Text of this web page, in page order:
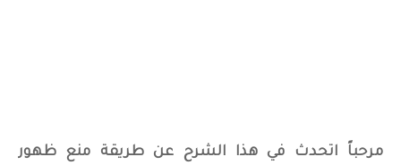
مرحباً اتحدث في هذا الشرح عن طريقة منع ظهور